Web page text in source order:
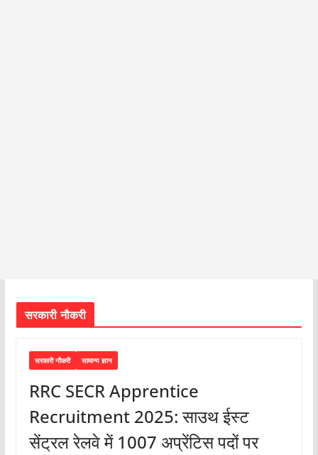
सरकारी नौकरी
सरकारी नौकरी सामान्य ज्ञान
RRC SECR Apprentice
Recruitment 2025: साउथ ईस्ट
सेंट्रल रेलवे में 1007 अप्रेंटिस पदों पर